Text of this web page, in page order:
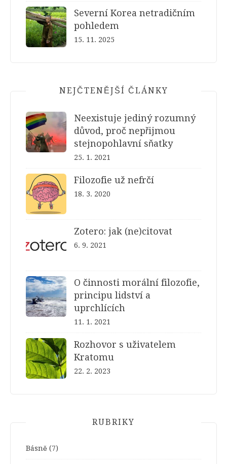
Severní Korea netradičním
pohledem
15. 11. 2025
NEJČTENĚJŠÍ ČLÁNKY
Neexistuje jediný rozumný
důvod, proč nepřijmou
stejnopohlavní sňatky
25. 1. 2021
Filozofie už nefrčí
18. 3. 2020
Zotero: jak (ne)citovat
6. 9. 2021
O činnosti morální filozofie,
principu lidství a
uprchlících
11. 1. 2021
Rozhovor s uživatelem
Kratomu
22. 2. 2023
RUBRIKY
Básně (7)